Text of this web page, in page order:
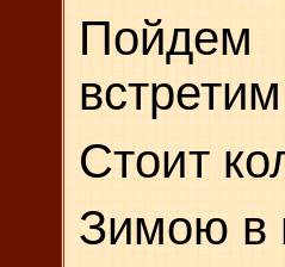
Стоит
Зимою в